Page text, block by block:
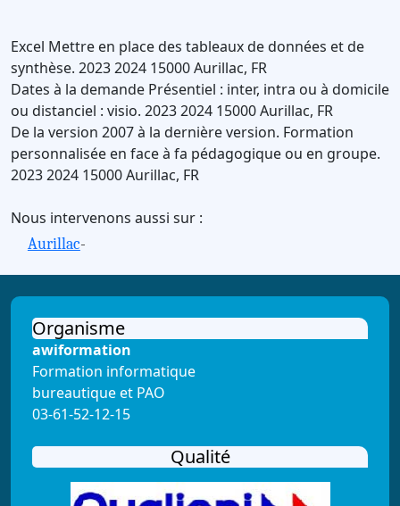
Excel Mettre en place des tableaux de données et de
synthèse. 20232024 15000Aurillac, FR
Dates à la demande Présentiel : inter, intra ou à domicile
ou distanciel : visio. 20232024 15000Aurillac, FR
De la version 2007 à la dernière version. Formation
personnalisée en face à fa pédagogique ou en groupe.
20232024 15000Aurillac, FR
Nous intervenons aussi sur :
Aurillac-
Organisme
awiformation
Formation informatique
bureautique et PAO
03-61-52-12-15
Qualité